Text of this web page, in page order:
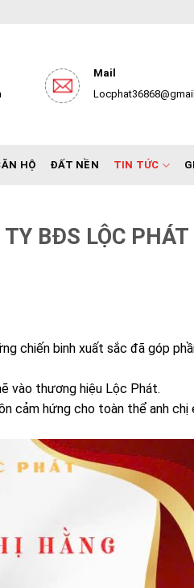
Mail
HỘ ĐẤT NỀN TIN TỨC
BĐS LỘC PHÁT
chiến binh xuất sắc đã góp
vào thương hiệu Lộc Phát.
cảm hứng cho toàn thể anh chị